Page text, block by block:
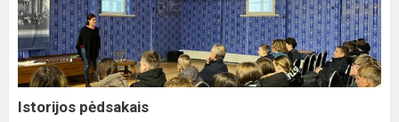
Istorijos pėdsakais